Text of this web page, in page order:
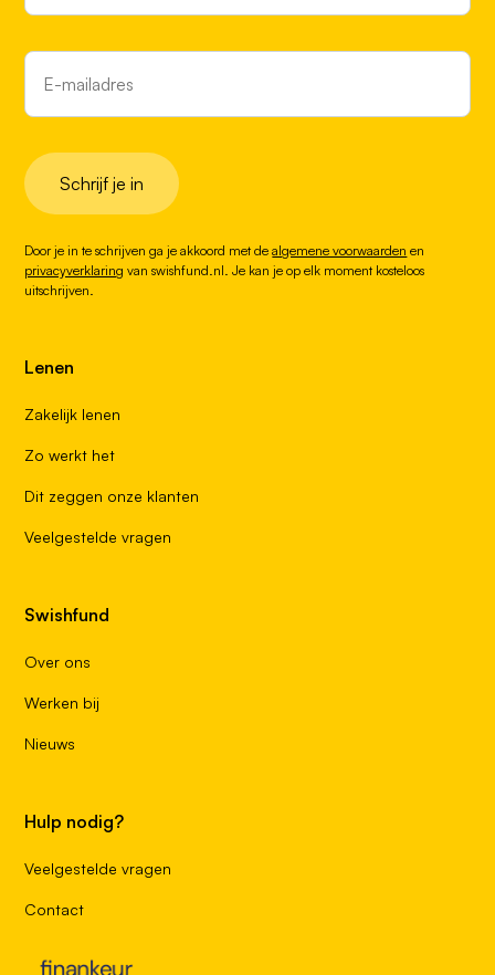
Schrijf je in
Door je in te schrijven ga je akkoord met dealgemene voorwaarden en
privacyverklaring van swishfund.nl. Je kan je op elk moment kosteloos
uitschrijven.
Lenen
Zakelijk lenen
Zo werkt het
Dit zeggen onze klanten
Veelgestelde vragen
Swishfund
Over ons
Werken bij
Nieuws
Hulp nodig?
Veelgestelde vragen
Contact